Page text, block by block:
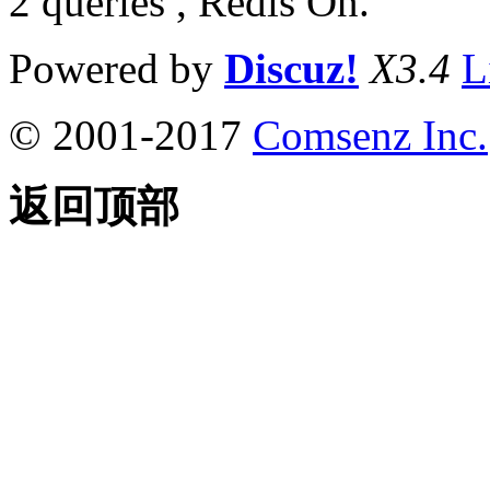
Powered by Discuz! X3.4
© 2001-2017 Comsenz Inc.
返回顶部